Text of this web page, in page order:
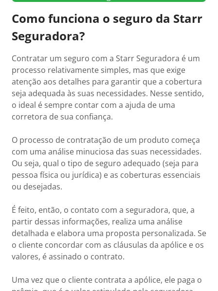
Como funciona o seguro da Starr
Seguradora?
Contratar um seguro com a Starr Seguradora é um
processo relativamente simples, mas que exige
atenção aos detalhes para garantir que a cobertura
seja adequada às suas necessidades. Nesse sentido,
o ideal é sempre contar com a ajuda de uma
corretora de sua confiança.
O processo de contratação de um produto começa
com uma análise minuciosa das suas necessidades.
Ou seja, qual o tipo de seguro adequado (seja para
pessoa física ou jurídica) e as coberturas essenciais
ou desejadas.
É feito, então, o contato com a seguradora, que, a
partir dessas informações, realiza uma análise
detalhada e elabora uma proposta personalizada. Se
o cliente concordar com as cláusulas da apólice e os
valores, é assinado o contrato.
Uma vez que o cliente contrata a apólice, ele paga o